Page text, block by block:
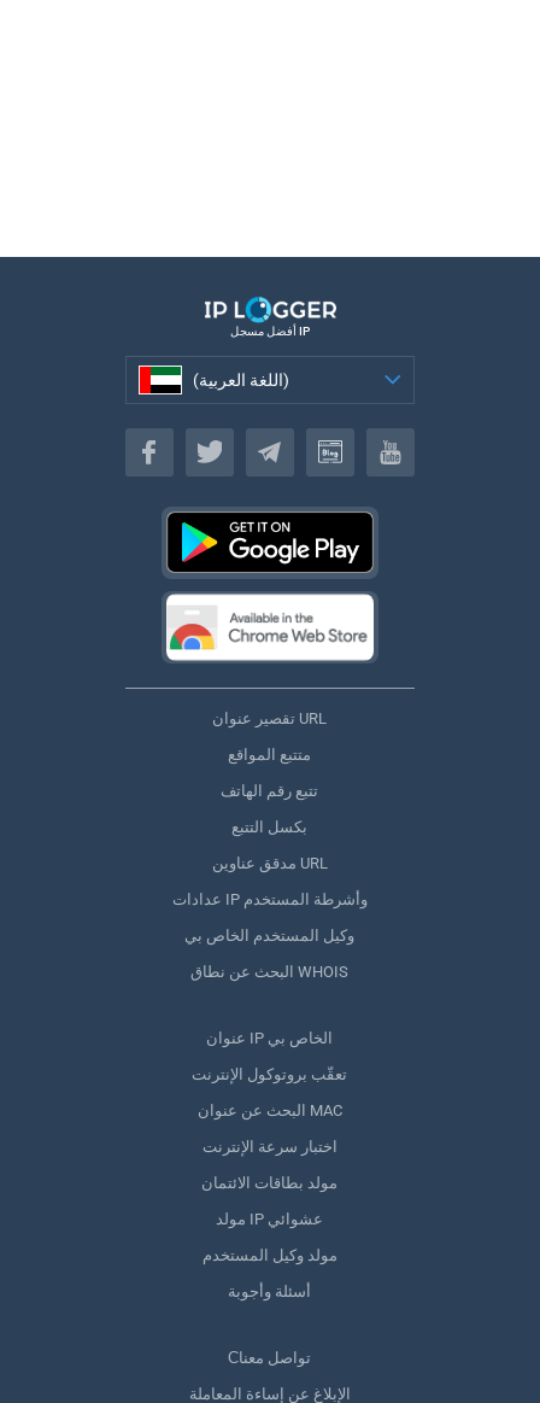
أفضل مسجل IP
(اللغة العربية)
(اللغة العربية)
تقصير عنوان URL
متتبع المواقع
تتبع رقم الهاتف
بكسل التتبع
مدقق عناوين URL
عدادات IP وأشرطة المستخدم
وكيل المستخدم الخاص بي
البحث عن نطاق WHOIS
عنوان IP الخاص بي
تعقّب بروتوكول الإنترنت
البحث عن عنوان MAC
اختبار سرعة الإنترنت
مولد بطاقات الائتمان
مولد IP عشوائي
مولد وكيل المستخدم
أسئلة وأجوبة
Сتواصل معنا
الإبلاغ عن إساءة المعاملة